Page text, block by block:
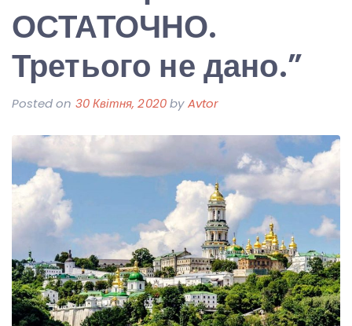
ОСТАТОЧНО.
Третього не дано.”
Posted on 30 Квітня, 2020byAvtor